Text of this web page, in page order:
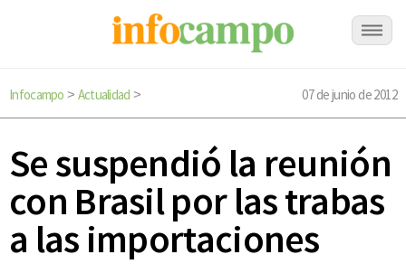
Infocampo > Actualidad > 07 de junio de 2012
Se suspendió la reunión
con Brasil por las trabas
a las importaciones